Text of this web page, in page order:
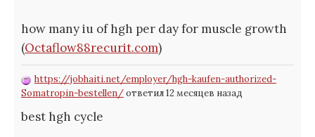
how many iu of hgh per day for muscle growth
(Octaflow88recurit.com)
https://jobhaiti.net/employer/hgh-kaufen-authorized-
Somatropin-bestellen/ответил 12 месяцев назад
best hgh cycle